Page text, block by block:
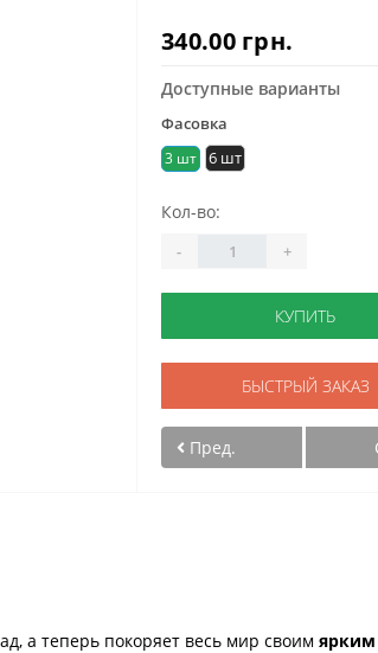
340.00 грн.
Доступные варианты
Фасовка
3 шт 6 шт
Кол-во:
- +
КУПИТЬ
БЫСТРЫЙ ЗАКАЗ
Пред.
а теперь покоряет весь мир своим